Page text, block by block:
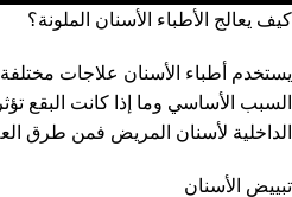
كيف يعالج الأطباء الأسنان الملونة؟
يستخدم أطباء الأسنان علاجات مختلفة
السبب الأساسي وما إذا كانت البقع
الداخلية لأسنان المريض فمن طرق
تبييض الأسنان